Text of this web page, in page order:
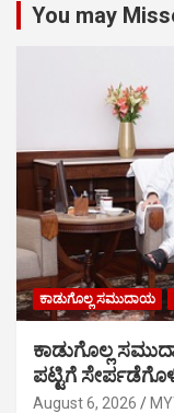
You may
ಕಾಡುಗೊಲ್ಲ ಸಮುದಾಯ
ಕಾಡುಗೊಲ್ಲ
ಪಟ್ಟಿಗೆ
August 6, 2026